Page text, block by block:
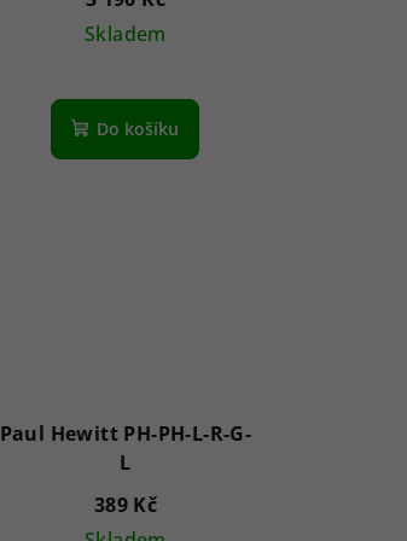
Skladem
Do košíku
Paul Hewitt PH-PH-L-R-G-
L
389 Kč